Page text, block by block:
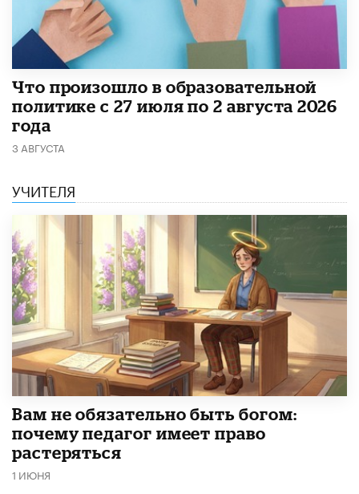
​Что произошло в образовательной
политике с 27 июля по 2 августа 2026
года
3 АВГУСТА
УЧИТЕЛЯ
​Вам не обязательно быть богом:
почему педагог имеет право
растеряться
1 ИЮНЯ